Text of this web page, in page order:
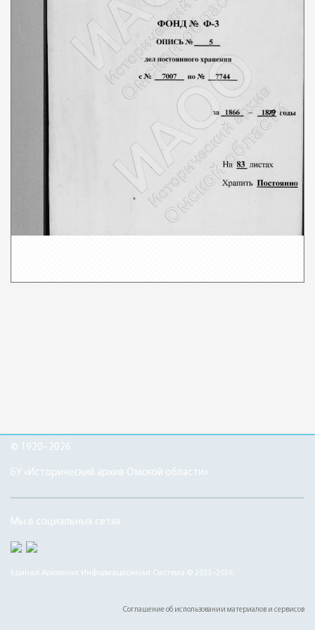
© 1920–2026
БУ «Исторический архив Омской области»
Мы в социальных сетях
Единая Архивная Информационная Система © 2022–2026
Соглашение об использовании материалов и сервисов